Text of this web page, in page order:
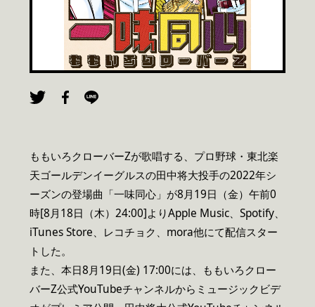
ももいろクローバーZが歌唱する、プロ野球・東北楽
天ゴールデンイーグルスの田中将大投手の2022年シ
ーズンの登場曲「一味同心」が8月19日（金）午前0
時[8月18日（木）24:00]よりApple Music、Spotify、
iTunes Store、レコチョク、mora他にて配信スター
トした。
また、本日8月19日(金) 17:00には、ももいろクロー
バーZ公式YouTubeチャンネルからミュージックビデ